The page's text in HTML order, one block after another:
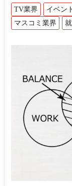
TV業界 イベン
マスコミ業界